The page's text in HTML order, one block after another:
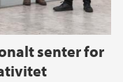
senter for